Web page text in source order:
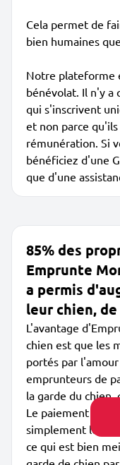
Cela permet de
bien humaines
Notre plateforme
bénévolat. Il n'y a
qui s'inscrivent
et non parce
rémunération. Si
bénéficiez d'une
que d'une
85% des
Emprunte
a permis
leur chien,
L'avantage
chien est que les
portés par
emprunteurs de
la garde du
Le paiement de
simplement les
ce qui est bien